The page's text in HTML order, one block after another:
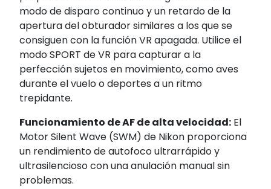
modo de disparo continuo y un retardo de la
apertura del obturador similares a los que se
consiguen con la función VR apagada. Utilice el
modo SPORT de VR para capturar a la
perfección sujetos en movimiento, como aves
durante el vuelo o deportes a un ritmo
trepidante.
Funcionamiento de AF de alta velocidad: El
Motor Silent Wave (SWM) de Nikon proporciona
un rendimiento de autofoco ultrarrápido y
ultrasilencioso con una anulación manual sin
problemas.